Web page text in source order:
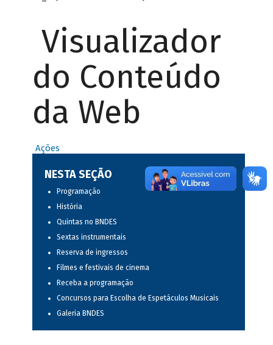
Visualizador
do Conteúdo
da Web
Ações
NESTA SEÇÃO
Programação
História
Quintas no BNDES
Sextas instrumentais
Reserva de ingressos
Filmes e festivais de cinema
Receba a programação
Concursos para Escolha de Espetáculos Musicais
Galeria BNDES